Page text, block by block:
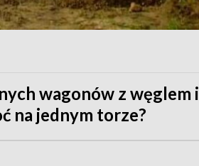
wagonów z węglem i
na jednym torze?